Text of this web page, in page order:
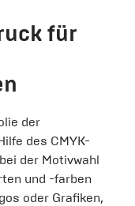
für
der
des CMYK-
der Motivwahl
und -farben
oder Grafiken,